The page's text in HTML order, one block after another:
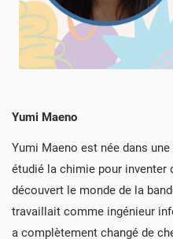
Yumi Maeno
Yumi Maeno est née dans
étudié la chimie pour
découvert le monde de la
travaillait comme ingénieur
a complètement changé de